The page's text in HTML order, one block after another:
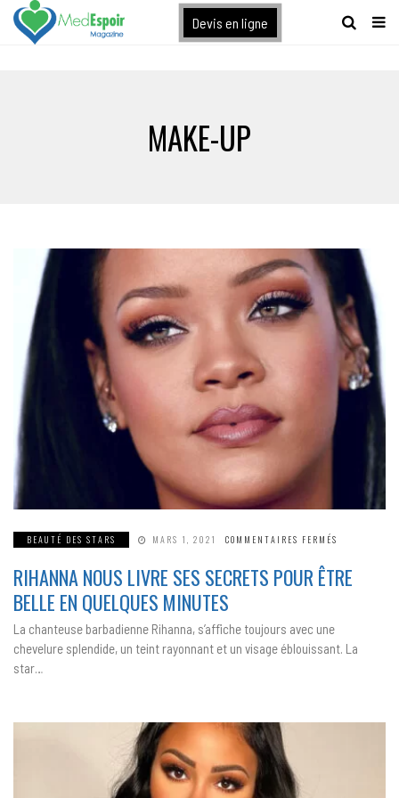
[maxbutton name="devis express"]
Devis en ligne
MAKE-UP
BEAUTÉ DES STARS MARS 1, 2021 COMMENTAIRES FERMÉS
LIVRE
SES
QUELQUES
MINUTES
RIHANNA NOUS LIVRE SES SECRETS POUR ÊTRE
BELLE EN QUELQUES MINUTES
La chanteuse barbadienne Rihanna, s’affiche toujours avec une
chevelure splendide, un teint rayonnant et un visage éblouissant. La
star…